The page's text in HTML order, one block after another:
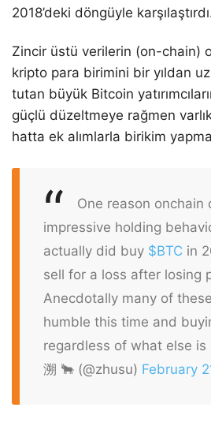
2018’deki döngüyle
Zincir üstü verilerin (on-chain)
kripto para birimini bir yıldan
tutan büyük Bitcoin
güçlü düzeltmeye rağmen
hatta ek alımlarla birikim
One reason onchain
impressive holding
actually did buy $BTC in
sell for a loss after losing
Anecdotally many of
humble this time and
regardless of what else is
溯 🐂 (@zhusu) February